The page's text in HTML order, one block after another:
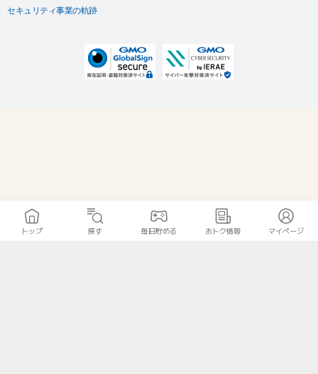
セキュリティ事業の軌跡
トップ 探す 毎日貯める おトク情報 マイページ